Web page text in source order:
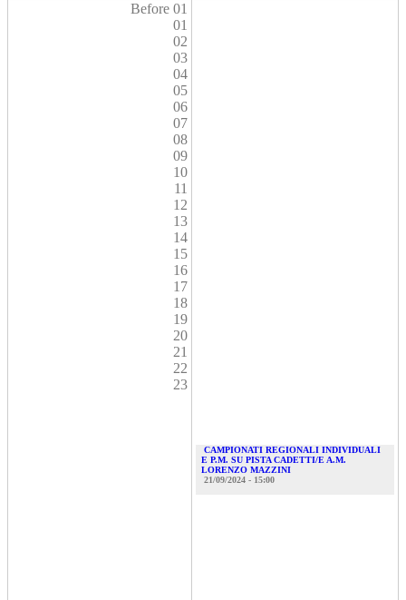
Before 01
01
02
03
04
05
06
07
08
09
10
11
12
13
14
15
16
17
18
19
20
21
22
23
CAMPIONATI REGIONALI INDIVIDUALI
E P.M. SU PISTA CADETTI/E A.M.
LORENZO MAZZINI
21/09/2024 - 15:00